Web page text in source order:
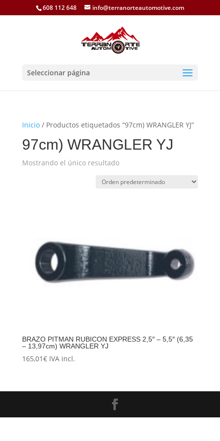
608 112 648 info@terranorteautomotive.com
Seleccionar página
Inicio/ Productos etiquetados “97cm) WRANGLER YJ”
97cm) WRANGLER YJ
Mostrando el único resultado
BRAZO PITMAN RUBICON EXPRESS 2,5″ – 5,5″ (6,35
– 13,97cm) WRANGLER YJ
165,01€ IVA incl.